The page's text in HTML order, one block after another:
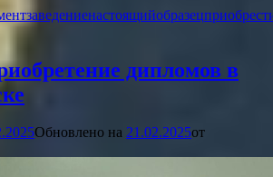
заведениенастоящийобразец
дипломов в
Обновлено на 21.02.2025от